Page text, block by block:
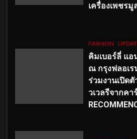
เครื่องเพชร
FASHION
คิมเบอร์ลี่ แอ
ณ กรุงฟลอเร
ร่วมงานเปิด
วเวลรีจากคา